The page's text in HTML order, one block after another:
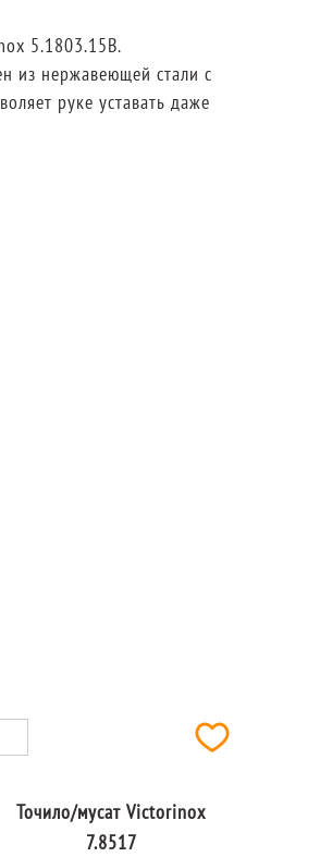
5.1803.15B.
из нержавеющей стали с
руке уставать даже
Точило/мусат Victorinox
7.8517